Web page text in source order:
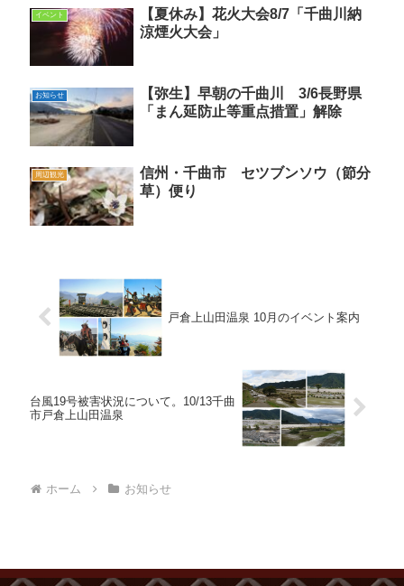
イベント
【夏休み】花火大会8/7「千曲川納
涼煙火大会」
お知らせ
【弥生】早朝の千曲川 3/6長野県
「まん延防止等重点措置」解除
周辺観光
信州・千曲市 セツブンソウ（節分
草）便り
戸倉上山田温泉 10月のイベント案内
台風19号被害状況について。10/13千曲
市戸倉上山田温泉
ホーム お知らせ